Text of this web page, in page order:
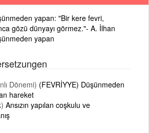
yapan: "Bir kere fevri,
gözü dünyayı görmez."- A. İlhan
yapan
Dönemi) (FEVRİYYE) Düşünmeden
hareket
Ansızın yapılan coşkulu ve